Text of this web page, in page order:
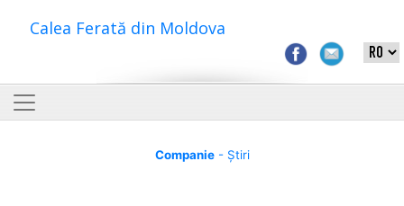
Calea Ferată din Moldova
Companie- Știri